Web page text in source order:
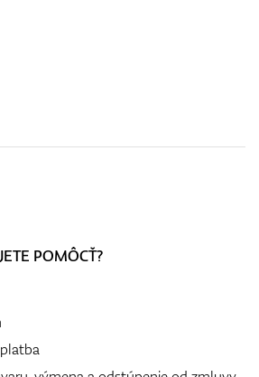
POMÔCŤ?